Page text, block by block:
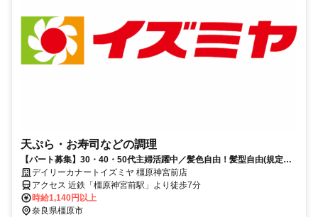
天ぷら・お寿司などの調理
【パート募集】30・40・50代主婦活躍中／髪色自由！髪型自由(規定
有)、嬉しいお買い物特典あり♪
デイリーカナートイズミヤ 橿原神宮前店
アクセス 近鉄「橿原神宮前駅」より徒歩7分
時給1,140円以上
奈良県橿原市